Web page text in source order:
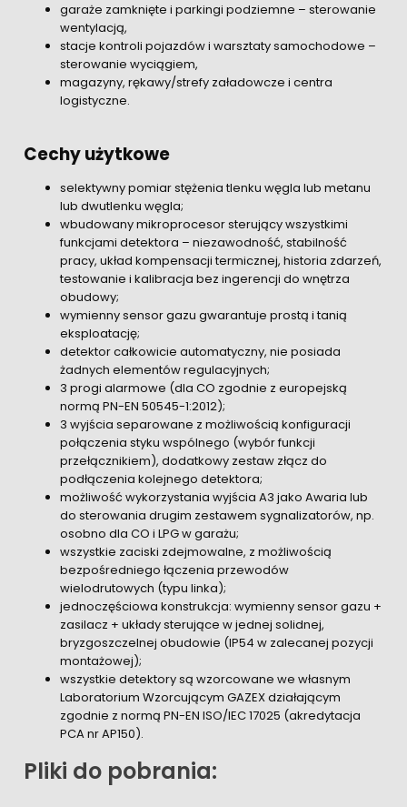
garaże zamknięte i parkingi podziemne – sterowanie
wentylacją,
stacje kontroli pojazdów i warsztaty samochodowe –
sterowanie wyciągiem,
magazyny, rękawy/strefy załadowcze i centra
logistyczne.
Cechy użytkowe
selektywny pomiar stężenia tlenku węgla lub metanu
lub dwutlenku węgla;
wbudowany mikroprocesor sterujący wszystkimi
funkcjami detektora – niezawodność, stabilność
pracy, układ kompensacji termicznej, historia zdarzeń,
testowanie i kalibracja bez ingerencji do wnętrza
obudowy;
wymienny sensor gazu gwarantuje prostą i tanią
eksploatację;
detektor całkowicie automatyczny, nie posiada
żadnych elementów regulacyjnych;
3 progi alarmowe (dla CO zgodnie z europejską
normą PN-EN 50545-1:2012);
3 wyjścia separowane z możliwością konfiguracji
połączenia styku wspólnego (wybór funkcji
przełącznikiem), dodatkowy zestaw złącz do
podłączenia kolejnego detektora;
możliwość wykorzystania wyjścia A3 jako Awaria lub
do sterowania drugim zestawem sygnalizatorów, np.
osobno dla CO i LPG w garażu;
wszystkie zaciski zdejmowalne, z możliwością
bezpośredniego łączenia przewodów
wielodrutowych (typu linka);
jednoczęściowa konstrukcja: wymienny sensor gazu +
zasilacz + układy sterujące w jednej solidnej,
bryzgoszczelnej obudowie (IP54 w zalecanej pozycji
montażowej);
wszystkie detektory są wzorcowane we własnym
Laboratorium Wzorcującym GAZEX działającym
zgodnie z normą PN-EN ISO/IEC 17025 (akredytacja
PCA nr AP150).
Pliki do pobrania: